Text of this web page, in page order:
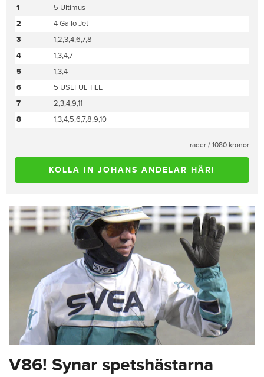
1
5 Ultimus
2
4 Gallo Jet
3
1,2,3,4,6,7,8
4
1,3,4,7
5
1,3,4
6
5 USEFUL TILE
7
2,3,4,9,11
8
1,3,4,5,6,7,8,9,10
rader / 1080 kronor
KOLLA IN JOHANS ANDELAR HÄR!
V86! Synar spetshästarna